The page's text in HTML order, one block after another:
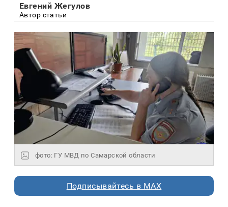
Евгений Жегулов
Автор статьи
фото: ГУ МВД по Самарской области
Подписывайтесь в MAX